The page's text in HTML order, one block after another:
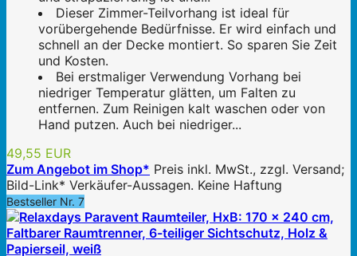
Dieser Zimmer-Teilvorhang ist ideal für
vorübergehende Bedürfnisse. Er wird einfach und
schnell an der Decke montiert. So sparen Sie Zeit
und Kosten.
Bei erstmaliger Verwendung Vorhang bei
niedriger Temperatur glätten, um Falten zu
entfernen. Zum Reinigen kalt waschen oder von
Hand putzen. Auch bei niedriger...
49,55 EUR
Zum Angebot im Shop* Preis inkl. MwSt., zzgl. Versand;
Bild-Link* Verkäufer-Aussagen. Keine Haftung
Bestseller Nr. 7